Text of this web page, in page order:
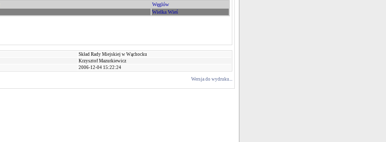
Węglów
Wielka Wieś
Skład Rady Miejskiej w Wąchocku
Krzysztof Mazurkiewicz
2006-12-04 15:22:24
Wersja do wydruku...